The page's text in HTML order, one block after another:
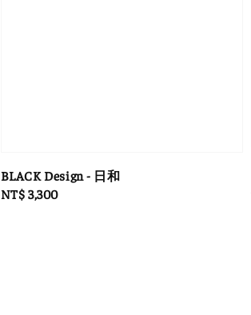
BLACK Design - 日和
Regular
NT$ 3,300